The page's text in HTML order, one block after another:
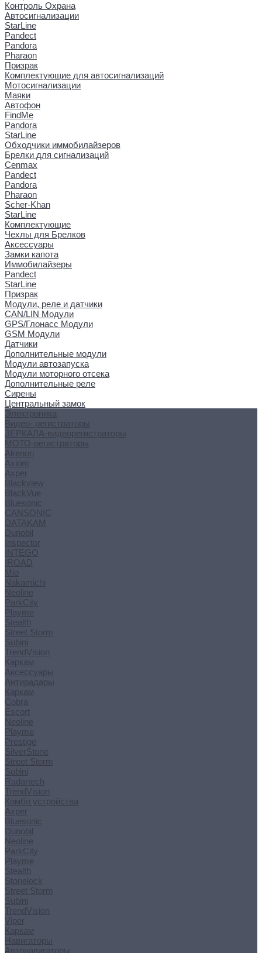
Контроль Охрана
Автосигнализации
StarLine
Pandect
Pandora
Pharaon
Призрак
Комплектующие для автосигнализаций
Мотосигнализации
Маяки
Автофон
FindMe
Pandora
StarLine
Обходчики иммобилайзеров
Брелки для сигнализаций
Cenmax
Pandect
Pandora
Pharaon
Scher-Khan
StarLine
Комплектующие
Чехлы для Брелков
Аксессуары
Замки капота
Иммобилайзеры
Pandect
StarLine
Призрак
Модули, реле и датчики
CAN/LIN Модули
GPS/Глонасс Модули
GSM Модули
Датчики
Дополнительные модули
Модули автозапуска
Модули моторного отсека
Дополнительные реле
Сирены
Центральный замок
Электроника
Видео- регистраторы
ЗЕРКАЛА-видеорегистраторы
МОТО-регистраторы
Akenori
Axiom
Axper
Blackview
BlackVue
Bluesonic
CANSONIC
DATAKAM
Dunobil
Inspector
INTEGO
IROAD
Mio
Nakamichi
Neoline
ParkCity
Playme
Stealth
Street Storm
Subini
TrendVision
Каркам
Аксессуары
Антирадары
Каркам
Cobra
Escort
Neoline
Playme
Prestige
SilverStone
Street Storm
Subini
Radartech
TrendVision
Комбо устройства
Axper
Bluesonic
Dunobil
Neoline
ParkCity
Playme
Stealth
Stonelock
Street Storm
Subini
TrendVision
Viper
Каркам
Навигаторы
Автонавигаторы